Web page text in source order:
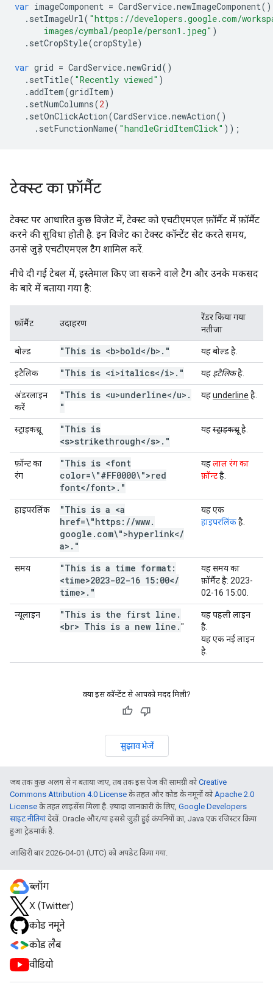
var imageComponent = CardService.newImageComponent()
. setImageUrl( "https://developers.google.com/
      images/cymbal/people/person1.jpeg"
)
. setCropStyle(cropStyle)
var grid = CardService.newGrid()
. setTitle( "Recently viewed" )
.addItem(gridItem)
. setNumColumns(2)
. setOnClickAction(CardService.newAction()
. setFunctionName( "handleGridItemClick" ));
टेक्स्ट का फ़ॉर्मैट
टेक्स्ट पर आधारित कुछ विजेट में, टेक्स्ट को एचटीएमएल फ़ॉर्मैट में फ़ॉर्मैट
करने की सुविधा होती है. इन विजेट का टेक्स्ट कॉन्टेंट सेट करते समय,
उनसे जुड़े एचटीएमएल टैग शामिल करें.
नीचे दी गई टेबल में, इस्तेमाल किए जा सकने वाले टैग और उनके मकसद
के बारे में बताया गया है:
फ़ॉर्मैट उदाहरण
रेंडर किया गया
नतीजा
बोल्ड "This is <b>bold</b> . " यहबोल्डहै.
इटैलिक "This is <i>italics</i> . " यह इटैलिकहै.
अंडरलाइन
करें
"This is <u>underline</u> .
"
यहunderline है.
स्ट्राइकथ्रू
"This is
<s>strikethrough</s> . "
यहस्ट्राइकथ्रूहै.
फ़ॉन्ट का
रंग
"This is <font
color=\"#FF0000\">red
font</font> . "
यहलाल रंग का
फ़ॉन्टहै.
हाइपरलिंक
"This is a <a
href=\"https: //www.
google . com\">hyperlink</
a> . "
यह एक
हाइपरलिंकहै.
समय
"This is a time format:
<time>2023-02-16 15:00</
time> . "
यह समय का
फ़ॉर्मैट है: 2023-
02-16 15:00
न्यूलाइन "This is the first line .
<br> This is a new line ."
यह पहली लाइन
है.
यह एक नई लाइन
है.
क्या इस कॉन्टेंट से आपको मदद मिली?
सुझाव भेजें
जब तक कुछ अलग से न बताया जाए, तब तक इस पेज की सामग्री कोCreative
Commons Attribution 4.0 License के तहत और कोड के नमूनों कोApache 2.0
License के तहत लाइसेंस मिला है. ज़्यादा जानकारी के लिए, Google Developers
साइट नीतियांदेखें. Oracle और/या इससे जुड़ी हुई कंपनियों का, Java एक रजिस्टर किया
हुआ ट्रेडमार्क है.
आखिरी बार 2026-04-01 (UTC) को अपडेट किया गया.
ब्लॉग
X (Twitter)
कोड नमूने
कोड लैब
वीडियो